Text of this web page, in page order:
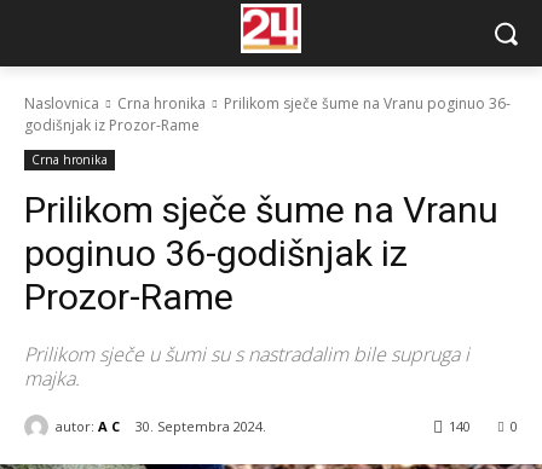
Naslovnica Crna hronika
Prilikom sječe šume na Vranu poginuo 36-
godišnjak iz Prozor-Rame
Crna hronika
Prilikom sječe šume na Vranu
poginuo 36-godišnjak iz
Prozor-Rame
Prilikom sječe u šumi su s nastradalim bile supruga i
majka.
autor: A C 30. Septembra 2024. 0
140